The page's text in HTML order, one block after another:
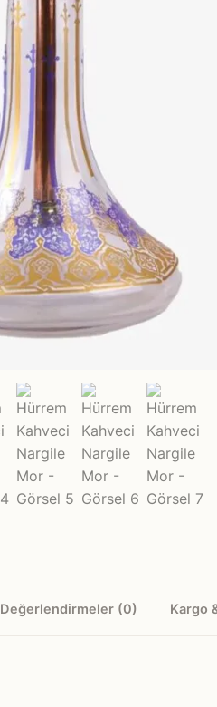
Değerlendirmeler (0) Kargo